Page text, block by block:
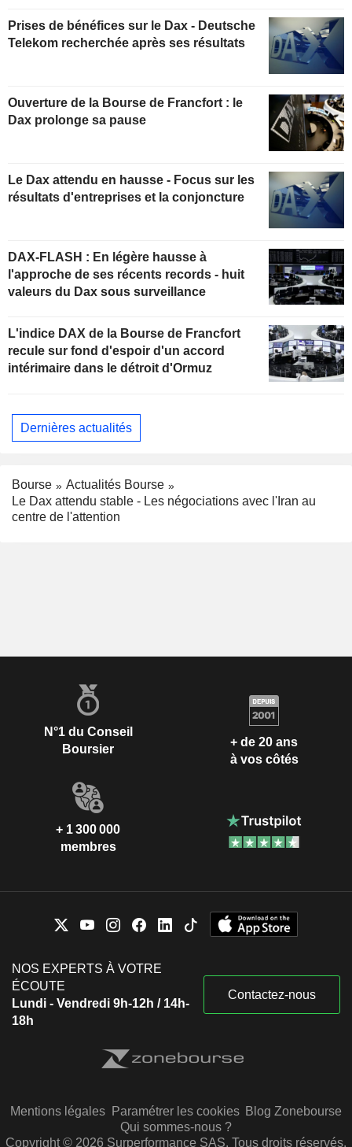
Prises de bénéfices sur le Dax - Deutsche
Telekom recherchée après ses résultats
Ouverture de la Bourse de Francfort : le
Dax prolonge sa pause
Le Dax attendu en hausse - Focus sur les
résultats d'entreprises et la conjoncture
DAX-FLASH : En légère hausse à
l'approche de ses récents records - huit
valeurs du Dax sous surveillance
L'indice DAX de la Bourse de Francfort
recule sur fond d'espoir d'un accord
intérimaire dans le détroit d'Ormuz
Dernières actualités
Bourse
Actualités Bourse
Le Dax attendu stable - Les négociations avec l'Iran au
centre de l'attention
N°1 du Conseil
Boursier
+ de 20 ans
à vos côtés
+ 1 300 000
membres
NOS EXPERTS À VOTRE
ÉCOUTE
Lundi - Vendredi 9h-12h / 14h-
18h
Contactez-nous
Mentions légales Paramétrer les cookies Blog Zonebourse
Qui sommes-nous ?
Copyright © 2026 Surperformance SAS. Tous droits réservés.